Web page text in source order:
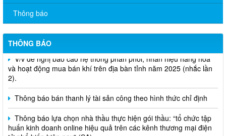
Thông báo
THÔNG BÁO
V/v đề nghị báo cáo hệ thống phân phối, nhãn hiệu hàng hóa
và hoạt động mua bán khí trên địa bàn tỉnh năm 2025 (nhắc lần
2).
Thông báo bán thanh lý tài sản công theo hình thức chỉ định
Thông báo lựa chọn nhà thầu thực hiện gói thầu: “tổ chức tập
huấn kinh doanh online hiệu quả trên các kênh thương mại điện
tử phổ biến hiện nay” (SA)